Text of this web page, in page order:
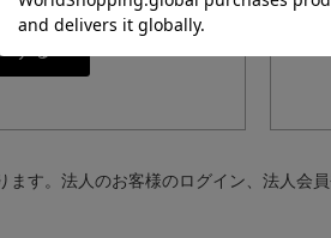
ます。法人のお客様のログイン、法人会